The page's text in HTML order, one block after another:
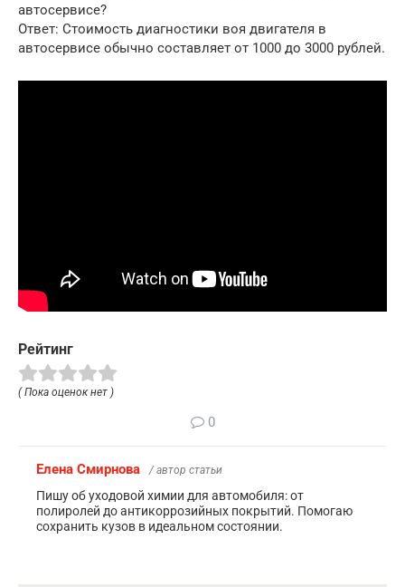
автосервисе?
Ответ: Стоимость диагностики воя двигателя в
автосервисе обычно составляет от 1000 до 3000 рублей.
Рейтинг
( Пока оценок нет )
0
Елена Смирнова / автор статьи
Пишу об уходовой химии для автомобиля: от
полиролей до антикоррозийных покрытий. Помогаю
сохранить кузов в идеальном состоянии.